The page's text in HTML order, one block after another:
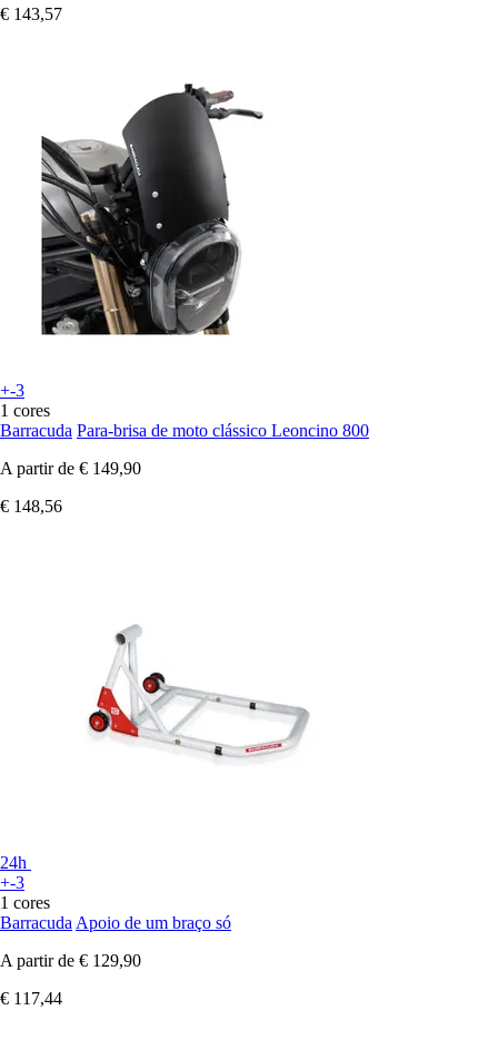
€ 143,57
+-3
1 cores
Barracuda Para-brisa de moto clássico Leoncino 800
A partir de € 149,90
€ 148,56
24h
+-3
1 cores
Barracuda Apoio de um braço só
A partir de € 129,90
€ 117,44